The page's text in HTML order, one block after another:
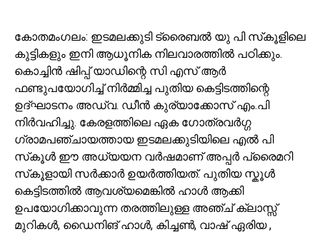
കോതമംഗലം: ഇടമലക്കുടി ട്രൈബൽ യു പി സ്‌കൂളിലെ
കുട്ടികളും ഇനി ആധൂനിക നിലവാരത്തിൽ പഠിക്കും.
കൊച്ചിന്‍ ഷിപ്പ് യാഡിന്റെ സി എസ് ആർ
ഫണ്ടുപയോഗിച്ച് നിർമ്മിച്ച പുതിയ കെട്ടിടത്തിന്റെ
ഉദ്‌ഘാടനം അഡ്വ. ഡീൻ കുര്യാക്കോസ് എം.പി
നിർവഹിച്ചു. കേരളത്തിലെ ഏക ഗോത്രവർഗ്ഗ
ഗ്രാമപഞ്ചായത്തായ ഇടമലക്കുടിയിലെ എൽ പി
സ്‌കൂൾ ഈ അധ്യയന വർഷമാണ് അപ്പർ പ്രൈമറി
സ്‌കൂളായി സർക്കാർ ഉയർത്തിയത്. പുതിയ സ്കൂൾ
കെട്ടിടത്തിൽ ആവശ്യമെങ്കിൽ ഹാൾ ആക്കി
ഉപയോഗിക്കാവുന്ന തരത്തിലുള്ള അഞ്ച് ക്ലാസ്സ്
മുറികൾ, ഡൈനിങ് ഹാൾ, കിച്ചൺ, വാഷ് ഏരിയ ,